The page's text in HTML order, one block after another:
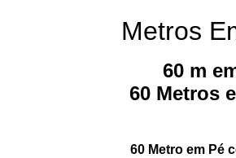
Metros
60 m
60 Metros
60 Metro em Pé